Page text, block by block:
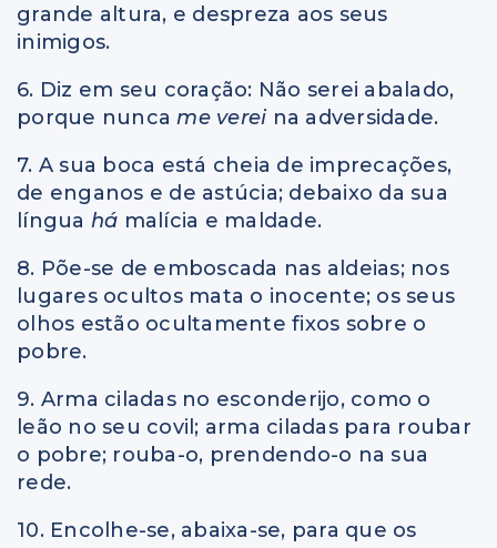
grande altura, e despreza aos seus
inimigos.
6. Diz em seu coração: Não serei abalado,
porque nuncame verei na adversidade.
7. A sua boca está cheia de imprecações,
de enganos e de astúcia; debaixo da sua
língua há malícia e maldade.
8. Põe-se de emboscada nas aldeias; nos
lugares ocultos mata o inocente; os seus
olhos estão ocultamente fixos sobre o
pobre.
9. Arma ciladas no esconderijo, como o
leão no seu covil; arma ciladas para roubar
o pobre; rouba-o, prendendo-o na sua
rede.
10. Encolhe-se, abaixa-se, para que os